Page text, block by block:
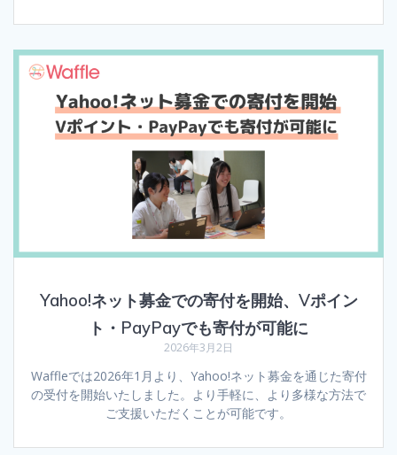
Yahoo!ネット募金での寄付を開始、Vポイン
ト・PayPayでも寄付が可能に
2026年3月2日
Waffleでは2026年1月より、Yahoo!ネット募金を通じた寄付
の受付を開始いたしました。より手軽に、より多様な方法で
ご支援いただくことが可能です。